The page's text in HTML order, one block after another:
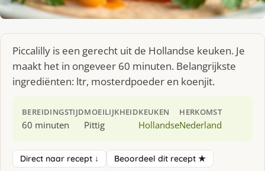
Piccalilly is een gerecht uit de Hollandse keuken. Je
maakt het in ongeveer 60 minuten. Belangrijkste
ingrediënten: ltr, mosterdpoeder en koenjit.
BEREIDINGSTIJD
60 minuten
MOEILIJKHEID
Pittig
KEUKEN
Hollandse
HERKOMST
Nederland
Direct naar recept ↓ Beoordeel dit recept ★